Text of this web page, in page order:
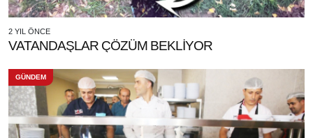
2 YIL ÖNCE
VATANDAŞLAR ÇÖZÜM BEKLİYOR
GÜNDEM